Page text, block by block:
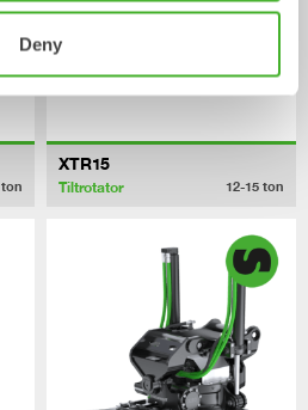
Deny
ton
XTR15
Tiltrotator 12-15 ton